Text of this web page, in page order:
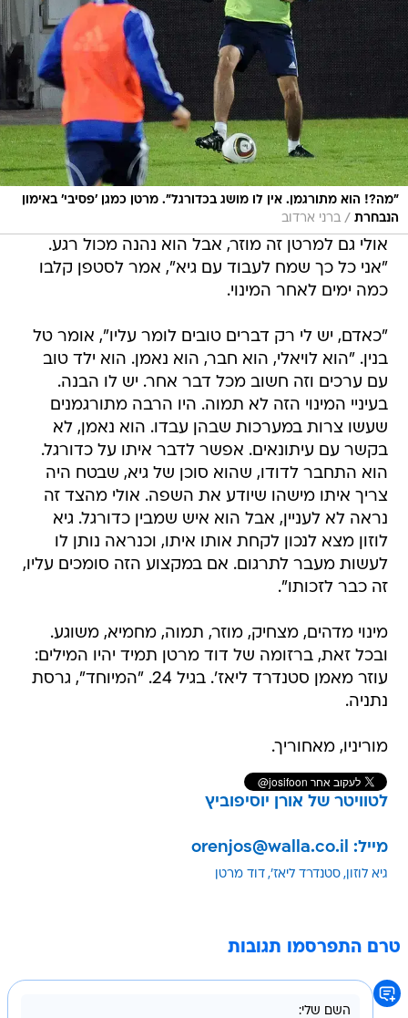
"מה?! הוא מתורגמן. אין לו מושג בכדורגל". מרטן כמגן 'פסיבי' באימון
הנבחרת / ברני ארדוב
אולי גם למרטן זה מוזר, אבל הוא נהנה מכול רגע.
"אני כל כך שמח לעבוד עם גיא", אמר לסטפן קלבו
כמה ימים לאחר המינוי.
"כאדם, יש לי רק דברים טובים לומר עליו", אומר טל
בנין. "הוא לויאלי, הוא חבר, הוא נאמן. הוא ילד טוב
עם ערכים וזה חשוב מכל דבר אחר. יש לו הבנה.
בעיניי המינוי הזה לא תמוה. היו הרבה מתורגמנים
שעשו צרות במערכות שבהן עבדו. הוא נאמן, לא
בקשר עם עיתונאים. אפשר לדבר איתו על כדורגל.
הוא התחבר לדודו, שהוא סוכן של גיא, שבטח היה
צריך איתו מישהו שיודע את השפה. אולי מהצד זה
נראה לא לעניין, אבל הוא איש שמבין כדורגל. גיא
לוזון מצא לנכון לקחת אותו איתו, וכנראה נותן לו
לעשות מעבר לתרגום. אם במקצוע הזה סומכים עליו,
זה כבר לזכותו".
מינוי מדהים, מצחיק, מוזר, תמוה, מחמיא, משוגע.
ובכל זאת, ברזומה של דוד מרטן תמיד יהיו המילים:
עוזר מאמן סטנדרד ליאז'. בגיל 24. "המיוחד", גרסת
נתניה.
מוריניו, מאחוריך.
לטוויטר של אורן יוסיפוביץ
מייל: orenjos@walla.co.il
גיא לוזון סטנדרד ליאז' דוד מרטן
טרם התפרסמו תגובות